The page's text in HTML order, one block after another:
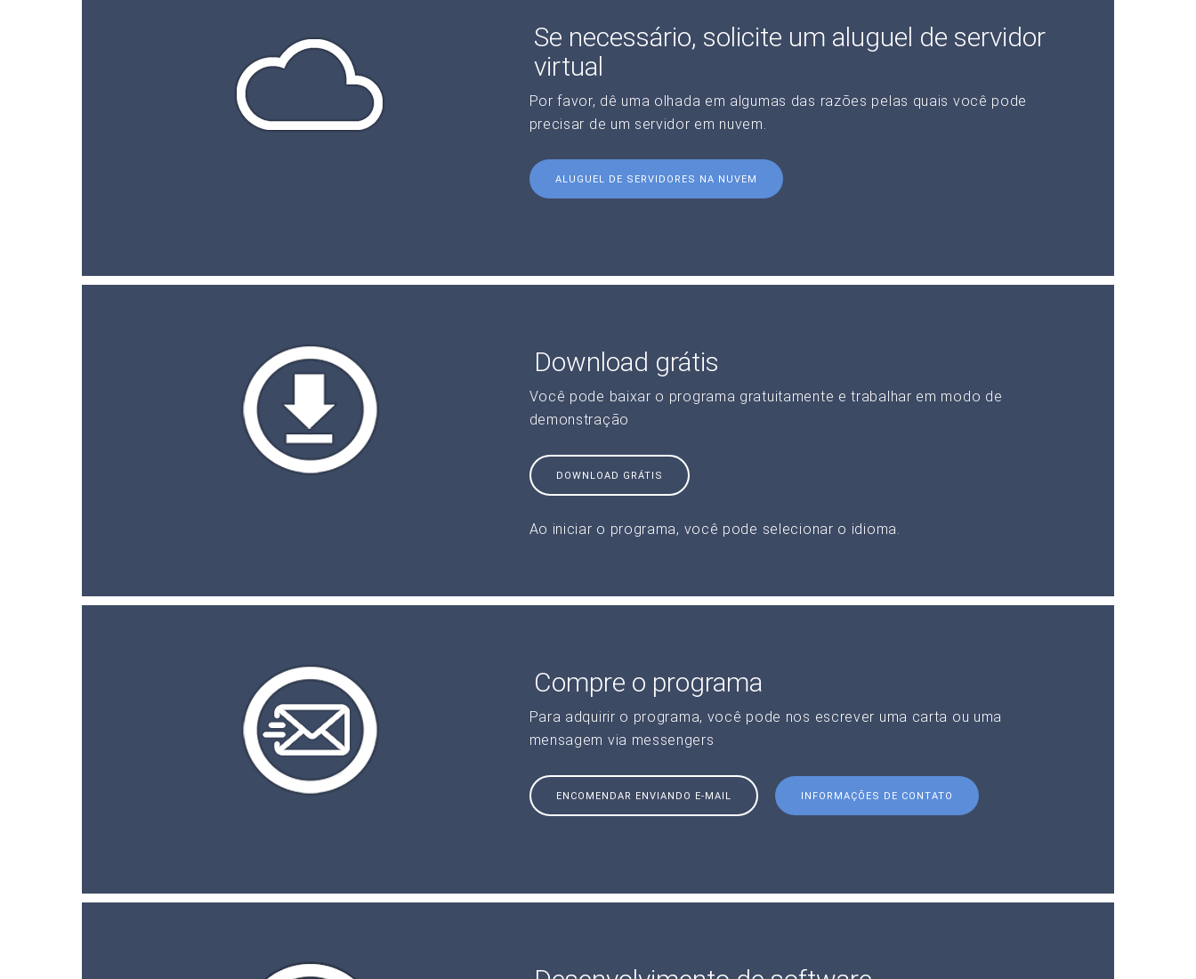
Se necessário, solicite um aluguel de servidor
virtual
Por favor, dê uma olhada em algumas das razões pelas quais você pode
precisar de um servidor em nuvem.
ALUGUEL DE SERVIDORES NA NUVEM
Download grátis
Você pode baixar o programa gratuitamente e trabalhar em modo de
demonstração
DOWNLOAD GRÁTIS
Ao iniciar o programa, você pode selecionar o idioma.
Compre o programa
Para adquirir o programa, você pode nos escrever uma carta ou uma
mensagem via messengers
ENCOMENDAR ENVIANDO E-MAIL INFORMAÇÕES DE CONTATO